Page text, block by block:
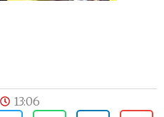
13:06